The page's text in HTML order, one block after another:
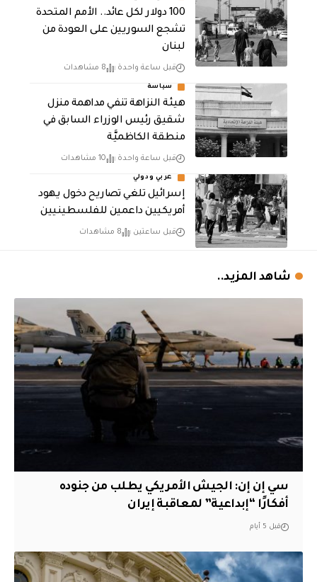
100 دولار لكل عائد.. الأمم المتحدة
تشجع السوريين على العودة من
لبنان
قبل ساعة واحدة 8 مشاهدات
سياسة
هيئة النزاهة تنفي مداهمة منزل
شقيق رئيس الوزراء السابق في
منطقة الكاظميَّة
قبل ساعة واحدة 10 مشاهدات
عربي ودولي
إسرائيل تلغي تصاريح دخول يهود
أمريكيين داعمين للفلسطينيين
قبل ساعتين 8 مشاهدات
شاهد المزيد..
سي إن إن: الجيش الأمريكي يطلب من جنوده
أفكارًا “إبداعية” لمعاقبة إيران
قبل 5 أيام